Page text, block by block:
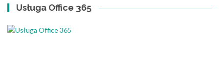
Usługa Office 365